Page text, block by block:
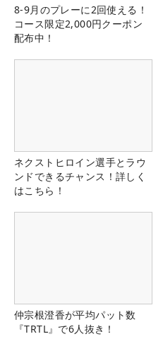
8-9月のプレーに2回使える！
コース限定2,000円クーポン
配布中！
ネクストヒロイン選手とラウ
ンドできるチャンス！詳しく
はこちら！
仲宗根澄香が平均パット数
『TRTL』で6人抜き！